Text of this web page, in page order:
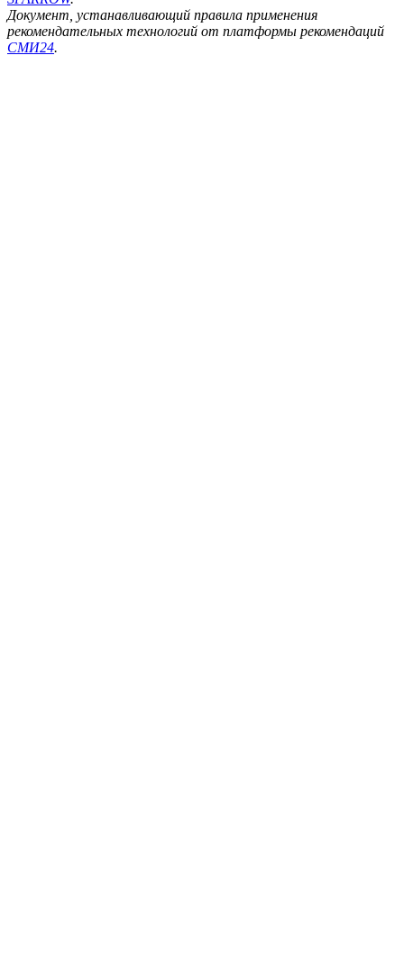
Документ, устанавливающий правила применения
рекомендательных технологий от платформы рекомендаций
СМИ24.